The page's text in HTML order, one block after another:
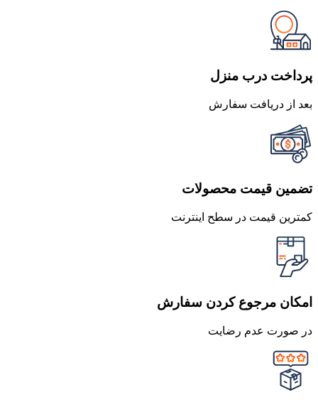
پرداخت درب منزل
بعد از دریافت سفارش
تضمین قیمت محصولات
کمترین قیمت در سطح اینترنت
امکان مرجوع کردن سفارش
در صورت عدم رضایت